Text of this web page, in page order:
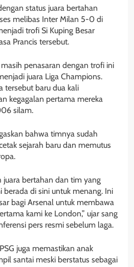
status juara bertahan
melibas Inter Milan 5-0 di
trofi Si Kuping Besar
Prancis tersebut.
penasaran dengan trofi ini
juara Liga Champions.
tersebut baru dua kali
kegagalan pertama mereka
silam.
bahwa timnya sudah
sejarah baru dan memutus
juara bertahan dan tim yang
berada di sini untuk menang. Ini
bagi Arsenal untuk membawa
kami ke London,” ujar sang
pers resmi sebelum laga.
juga memastikan anak
santai meski berstatus sebagai